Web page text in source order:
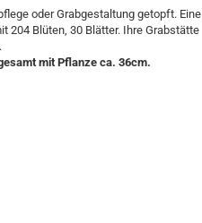
oder Grabgestaltung getopft. Eine
204 Blüten, 30 Blätter. Ihre Grabstätte
mit Pflanze ca. 36cm.